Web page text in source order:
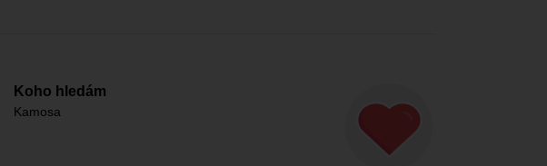
Koho hledám
Kamosa